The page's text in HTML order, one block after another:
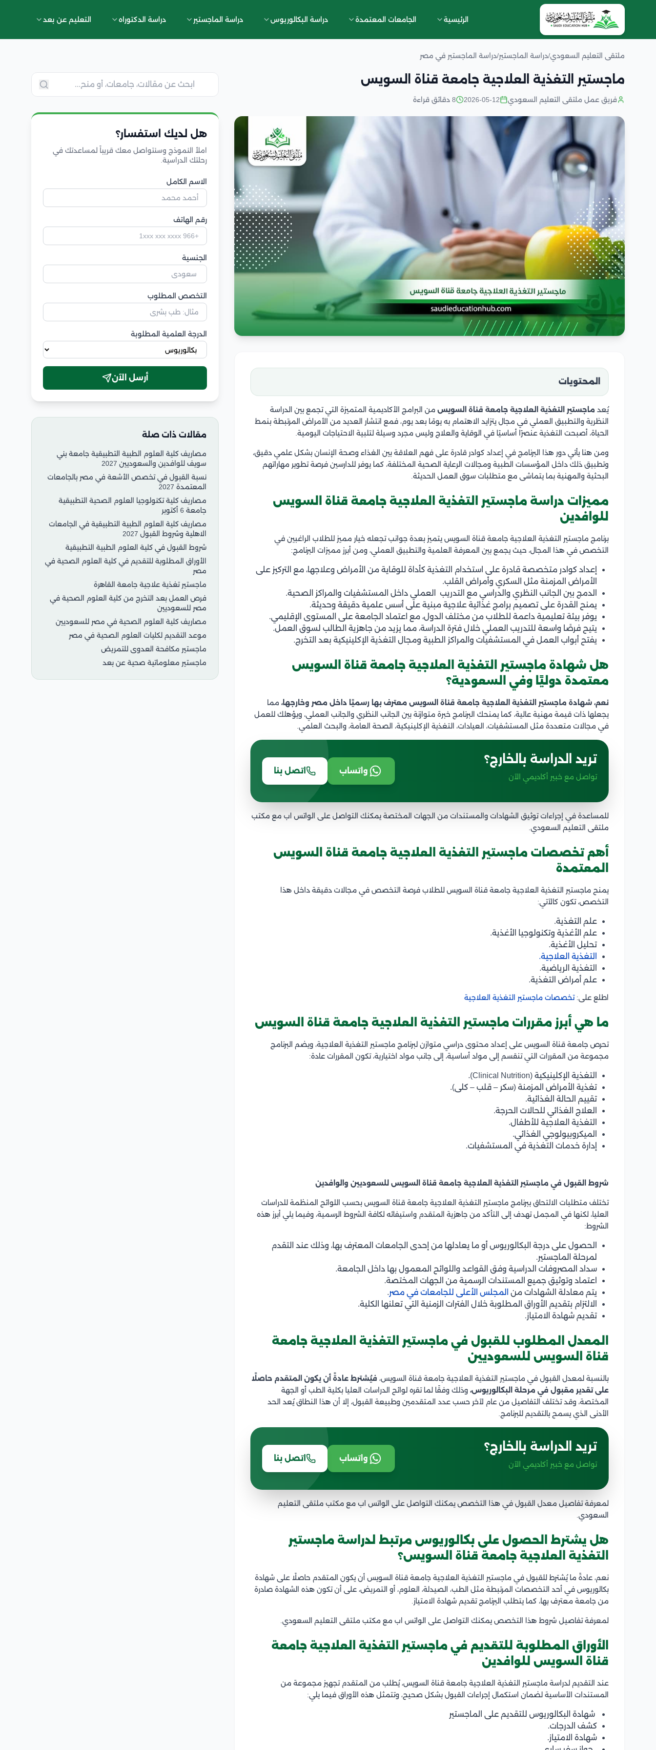
الرئيسية الجامعات المعتمدة دراسة البكالوريوس دراسة الماجستير دراسة الدكتوراه التعليم عن بعد
ملتقى التعليم السعودي/دراسة الماجستير/دراسة الماجستير في مصر
ماجستير التغذية العلاجية جامعة قناة السويس
فريق عمل ملتقى التعليم السعودي 2026-05-12 8 دقائق قراءة
المحتويات
يُعد ماجستير التغذية العلاجية جامعة قناة السويس من البرامج الأكاديمية المتميزة التي تجمع بين الدراسة
النظرية والتطبيق العملي في مجال يتزايد الاهتمام به يومًا بعد يوم، فمع انتشار العديد من الأمراض المرتبطة بنمط
الحياة، أصبحت التغذية عنصرًا أساسيًا في الوقاية والعلاج وليس مجرد وسيلة لتلبية الاحتياجات اليومية.
ومن هنا يأتي دور هذا البرنامج في إعداد كوادر قادرة على فهم العلاقة بين الغذاء وصحة الإنسان بشكل علمي دقيق،
وتطبيق ذلك داخل المؤسسات الطبية ومجالات الرعاية الصحية المختلفة، كما يوفر للدارسين فرصة تطوير مهاراتهم
البحثية والمهنية بما يتماشى مع متطلبات سوق العمل الحديثة.
مميزات دراسة ماجستير التغذية العلاجية جامعة قناة السويس
للوافدين
برنامج ماجستير التغذية العلاجية جامعة قناة السويس يتميز بعدة جوانب تجعله خيار مميز للطلاب الراغبين في
التخصص في هذا المجال، حيث يجمع بين المعرفة العلمية والتطبيق العملي، ومن أبرز مميزات البرنامج:
إعداد كوادر متخصصة قادرة على استخدام التغذية كأداة للوقاية من الأمراض وعلاجها، مع التركيز على
الأمراض المزمنة مثل السكري وأمراض القلب.
الدمج بين الجانب النظري والدراسي مع التدريب العملي داخل المستشفيات والمراكز الصحية.
يمنح القدرة على تصميم برامج غذائية علاجية مبنية على أسس علمية دقيقة وحديثة.
يوفر بيئة تعليمية داعمة للطلاب من مختلف الدول، مع اعتماد الجامعة على المستوى الإقليمي.
يتيح فرصًا واسعة للتدريب العملي خلال فترة الدراسة، مما يزيد من جاهزية الطالب لسوق العمل.
يفتح أبواب العمل في المستشفيات والمراكز الطبية ومجال التغذية الإكلينيكية بعد التخرج.
هل شهادة ماجستير التغذية العلاجية جامعة قناة السويس
معتمدة دوليًا وفي السعودية؟
نعم، شهادة ماجستير التغذية العلاجية جامعة قناة السويس معترف بها رسميًا داخل مصر وخارجها، مما
يجعلها ذات قيمة مهنية عالية، كما يمنحك البرنامج خبرة متوازنة بين الجانب النظري والجانب العملي، ويؤهلك للعمل
في مجالات متعددة مثل المستشفيات، العيادات، التغذية الإكلينيكية، الصحة العامة، والبحث العلمي.
تريد الدراسة بالخارج؟
تواصل مع خبير أكاديمي الآن
واتساب اتصل بنا
للمساعدة في إجراءات توثيق الشهادات والمستندات من الجهات المختصة يمكنك التواصل على الواتس اب مع مكتب
ملتقى التعليم السعودي.
أهم تخصصات ماجستير التغذية العلاجية جامعة قناة السويس
المعتمدة
يمنح ماجستير التغذية العلاجية جامعة قناة السويس للطلاب فرصة التخصص في مجالات دقيقة داخل هذا
التخصص، تكون كالآتي:
علم التغذية.
علم الأغذية وتكنولوجيا الأغذية.
تحليل الأغذية.
التغذية العلاجية.
التغذية الرياضية.
علم أمراض التغذية.
اطلع على:تخصصات ماجستير التغذية العلاجية
ما هي أبرز مقررات ماجستير التغذية العلاجية جامعة قناة السويس
تحرص جامعة قناة السويس على إعداد محتوى دراسي متوازن لبرنامج ماجستير التغذية العلاجية، ويضم البرنامج
مجموعة من المقررات التي تنقسم إلى مواد أساسية، إلى جانب مواد اختيارية، تكون المقررات عادة:
التغذية الإكلينيكية (Clinical Nutrition).
تغذية الأمراض المزمنة (سكر – قلب – كلى).
تقييم الحالة الغذائية.
العلاج الغذائي للحالات الحرجة.
التغذية العلاجية للأطفال.
الميكروبيولوجي الغذائي.
إدارة خدمات التغذية في المستشفيات.
شروط القبول في ماجستير التغذية العلاجية جامعة قناة السويس للسعوديين والوافدين
تختلف متطلبات الالتحاق ببرنامج ماجستير التغذية العلاجية جامعة قناة السويس بحسب اللوائح المنظمة للدراسات
العليا، لكنها في المجمل تهدف إلى التأكد من جاهزية المتقدم واستيفائه لكافة الشروط الرسمية، وفيما يلي أبرز هذه
الشروط:
الحصول على درجة البكالوريوس أو ما يعادلها من إحدى الجامعات المعترف بها، وذلك عند التقدم
لمرحلة الماجستير.
سداد المصروفات الدراسية وفق القواعد واللوائح المعمول بها داخل الجامعة.
اعتماد وتوثيق جميع المستندات الرسمية من الجهات المختصة.
يتم معادلة الشهادات من المجلس الأعلى للجامعات في مصر.
الالتزام بتقديم الأوراق المطلوبة خلال الفترات الزمنية التي تعلنها الكلية.
تقديم شهادة الامتياز.
المعدل المطلوب للقبول في ماجستير التغذية العلاجية جامعة
قناة السويس للسعوديين
بالنسبة لمعدل القبول في ماجستير التغذية العلاجية جامعة قناة السويس، فيُشترط عادةً أن يكون المتقدم حاصلًا
على تقدير مقبول في مرحلة البكالوريوس، وذلك وفقًا لما تقره لوائح الدراسات العليا بكلية الطب أو الجهة
المختصة، وقد تختلف التفاصيل من عام لآخر حسب عدد المتقدمين وطبيعة القبول، إلا أن هذا النطاق يُعد الحد
الأدنى الذي يسمح بالتقديم للبرنامج.
تريد الدراسة بالخارج؟
تواصل مع خبير أكاديمي الآن
واتساب اتصل بنا
لمعرفة تفاصيل معدل القبول في هذا التخصص يمكنك التواصل على الواتس اب مع مكتب ملتقى التعليم
السعودي.
هل يشترط الحصول على بكالوريوس مرتبط لدراسة ماجستير
التغذية العلاجية جامعة قناة السويس؟
نعم، عادةً ما يُشترط للقبول في ماجستير التغذية العلاجية جامعة قناة السويس أن يكون المتقدم حاصلًا على شهادة
بكالوريوس في أحد التخصصات المرتبطة مثل الطب، الصيدلة، العلوم، أو التمريض، على أن تكون هذه الشهادة صادرة
من جامعة معترف بها، كما يتطلب البرنامج تقديم شهادة الامتياز.
لمعرفة تفاصيل شروط هذا التخصص يمكنك التواصل على الواتس اب مع مكتب ملتقى التعليم السعودي.
الأوراق المطلوبة للتقديم في ماجستير التغذية العلاجية جامعة
قناة السويس للوافدين
عند التقديم لدراسة ماجستير التغذية العلاجية جامعة قناة السويس، يُطلب من المتقدم تجهيز مجموعة من
المستندات الأساسية لضمان استكمال إجراءات القبول بشكل صحيح، وتتمثل هذه الأوراق فيما يلي:
شهادة البكالوريوس للتقديم على الماجستير
كشف الدرجات.
شهادة الامتياز.
هل لديك استفسار؟
املأ النموذج وسنتواصل معك قريباً لمساعدتك في
رحلتك الدراسية.
الاسم الكامل
رقم الهاتف
الجنسية
التخصص المطلوب
الدرجة العلمية المطلوبة
أرسل الآن
مقالات ذات صلة
مصاريف كلية العلوم الطبية التطبيقية جامعة بني
سويف للوافدين والسعوديين 2027
نسبة القبول في تخصص الأشعة في مصر بالجامعات
المعتمدة 2027
مصاريف كلية تكنولوجيا العلوم الصحية التطبيقية
جامعة 6 أكتوبر
مصاريف كلية العلوم الطبية التطبيقية في الجامعات
الاهلية وشروط القبول 2027
شروط القبول في كلية العلوم الطبية التطبيقية
الأوراق المطلوبة للتقديم في كلية العلوم الصحية في
مصر
ماجستير تغذية علاجية جامعة القاهرة
فرص العمل بعد التخرج من كلية العلوم الصحية في
مصر للسعوديين
مصاريف كلية العلوم الصحية في مصر للسعوديين
موعد التقديم لكليات العلوم الصحية في مصر
ماجستير مكافحة العدوى للتمريض
ماجستير معلوماتية صحية عن بعد